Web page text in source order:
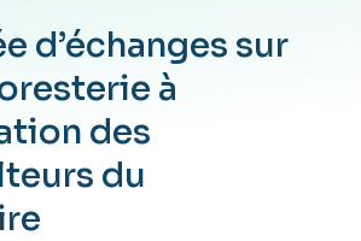
d’échanges sur
à
des
du